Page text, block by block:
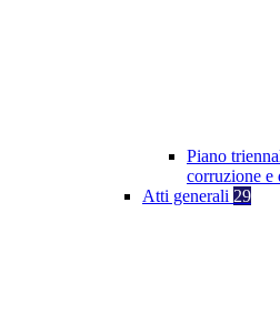
Piano
corruzione e
Atti generali 29